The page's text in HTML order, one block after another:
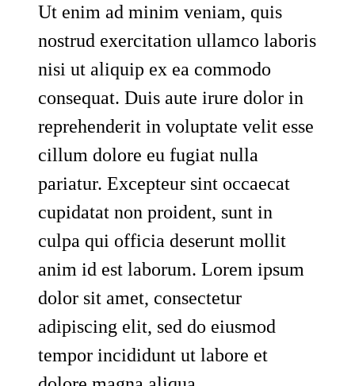
Ut enim ad minim veniam, quis
nostrud exercitation ullamco laboris
nisi ut aliquip ex ea commodo
consequat. Duis aute irure dolor in
reprehenderit in voluptate velit esse
cillum dolore eu fugiat nulla
pariatur. Excepteur sint occaecat
cupidatat non proident, sunt in
culpa qui officia deserunt mollit
anim id est laborum. Lorem ipsum
dolor sit amet, consectetur
adipiscing elit, sed do eiusmod
tempor incididunt ut labore et